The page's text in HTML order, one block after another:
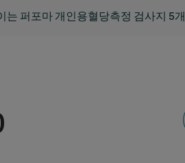
는 퍼포마 개인용혈당측정 검사지 5개